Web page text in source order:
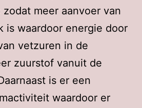
meer aanvoer van
is waardoor energie door
vetzuren in de
zuurstof vanuit de
is er een
waardoor er